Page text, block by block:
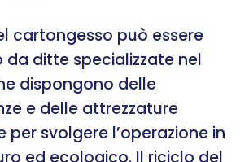
cartongesso può essere
ditte specializzate nel
dispongono delle
e delle attrezzature
per svolgere l’operazione in
ed ecologico. Il riciclo del